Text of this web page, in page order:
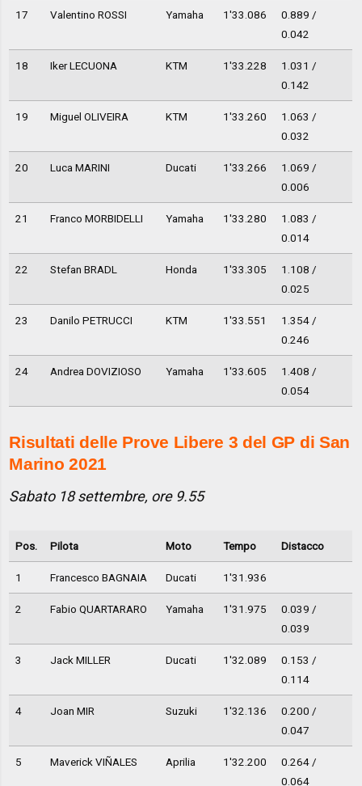
17 Valentino ROSSI Yamaha 1'33.086
0.889 /
0.042
18 Iker LECUONA KTM 1'33.228
1.031 /
0.142
19 Miguel OLIVEIRA KTM 1'33.260
1.063 /
0.032
20 Luca MARINI Ducati 1'33.266
1.069 /
0.006
21 Franco MORBIDELLI Yamaha 1'33.280
1.083 /
0.014
22 Stefan BRADL Honda 1'33.305
1.108 /
0.025
23 Danilo PETRUCCI KTM 1'33.551
1.354 /
0.246
24 Andrea DOVIZIOSO Yamaha 1'33.605
1.408 /
0.054
Risultati delle Prove Libere 3 del GP di San
Marino 2021
Sabato 18 settembre, ore 9.55
Pos. Pilota Moto Tempo Distacco
1 Francesco BAGNAIA Ducati 1'31.936
2 Fabio QUARTARARO Yamaha 1'31.975
0.039 /
0.039
3 Jack MILLER Ducati 1'32.089
0.153 /
0.114
4 Joan MIR Suzuki 1'32.136
0.200 /
0.047
5 Maverick VIÑALES Aprilia 1'32.200
0.264 /
0.064